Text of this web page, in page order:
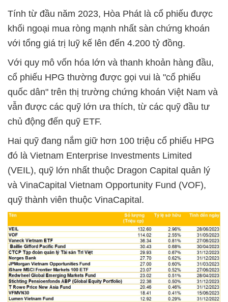
Tính từ đầu năm 2023, Hòa Phát là cổ phiếu được
khối ngoại mua ròng mạnh nhất sàn chứng khoán
với tổng giá trị luỹ kế lên đến 4.200 tỷ đồng.
Với quy mô vốn hóa lớn và thanh khoản hàng đầu,
cổ phiếu HPG thường được gọi vui là "cổ phiếu
quốc dân" trên thị trường chứng khoán Việt Nam và
vẫn được các quỹ lớn ưa thích, từ các quỹ đầu tư
chủ động đến quỹ ETF.
Hai quỹ đang nắm giữ hơn 100 triệu cổ phiếu HPG
đó là Vietnam Enterprise Investments Limited
(VEIL), quỹ lớn nhất thuộc Dragon Capital quản lý
và VinaCapital Vietnam Opportunity Fund (VOF),
quỹ thành viên thuộc VinaCapital.